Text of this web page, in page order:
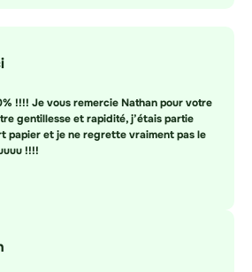
!!!! Je vous remercie Nathan pour votre
gentillesse et rapidité, j’étais partie
papier et je ne regrette vraiment pas le
!!!!